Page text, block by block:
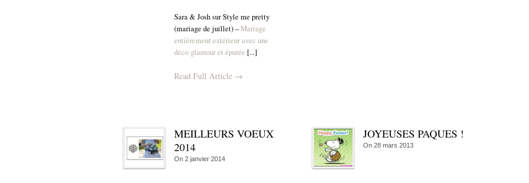
Sara & Josh sur Style me pretty
(mariage de juillet) –Mariage
entièrement extérieur avec une
déco glamour et épurée [...]
Read Full Article →
MEILLEURS VOEUX
2014
On 2 janvier 2014
JOYEUSES PAQUES !
On28 mars 2013